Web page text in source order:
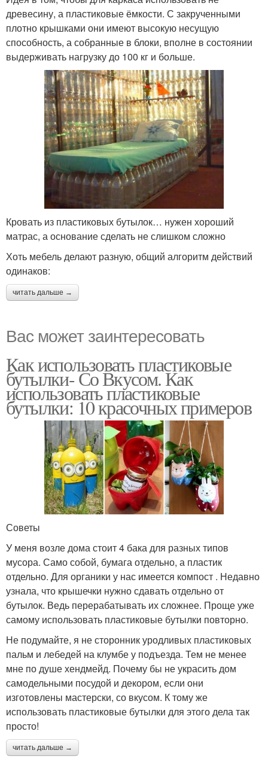
древесину, а пластиковые ёмкости. С закрученными
плотно крышками они имеют высокую несущую
способность, а собранные в блоки, вполне в состоянии
выдерживать нагрузку до 100 кг и больше.
Кровать из пластиковых бутылок… нужен хороший
матрас, а основание сделать не слишком сложно
Хоть мебель делают разную, общий алгоритм действий
одинаков:
читать дальше →
Вас может заинтересовать
Как использовать пластиковые
бутылки- Со Вкусом. Как
использовать пластиковые
бутылки: 10 красочных примеров
Советы
У меня возле дома стоит 4 бака для разных типов
мусора. Само собой, бумага отдельно, а пластик
отдельно. Для органики у нас имеется компост . Недавно
узнала, что крышечки нужно сдавать отдельно от
бутылок. Ведь перерабатывать их сложнее. Проще уже
самому использовать пластиковые бутылки повторно.
Не подумайте, я не сторонник уродливых пластиковых
пальм и лебедей на клумбе у подъезда. Тем не менее
мне по душе хендмейд. Почему бы не украсить дом
самодельными посудой и декором, если они
изготовлены мастерски, со вкусом. К тому же
использовать пластиковые бутылки для этого дела так
просто!
читать дальше →